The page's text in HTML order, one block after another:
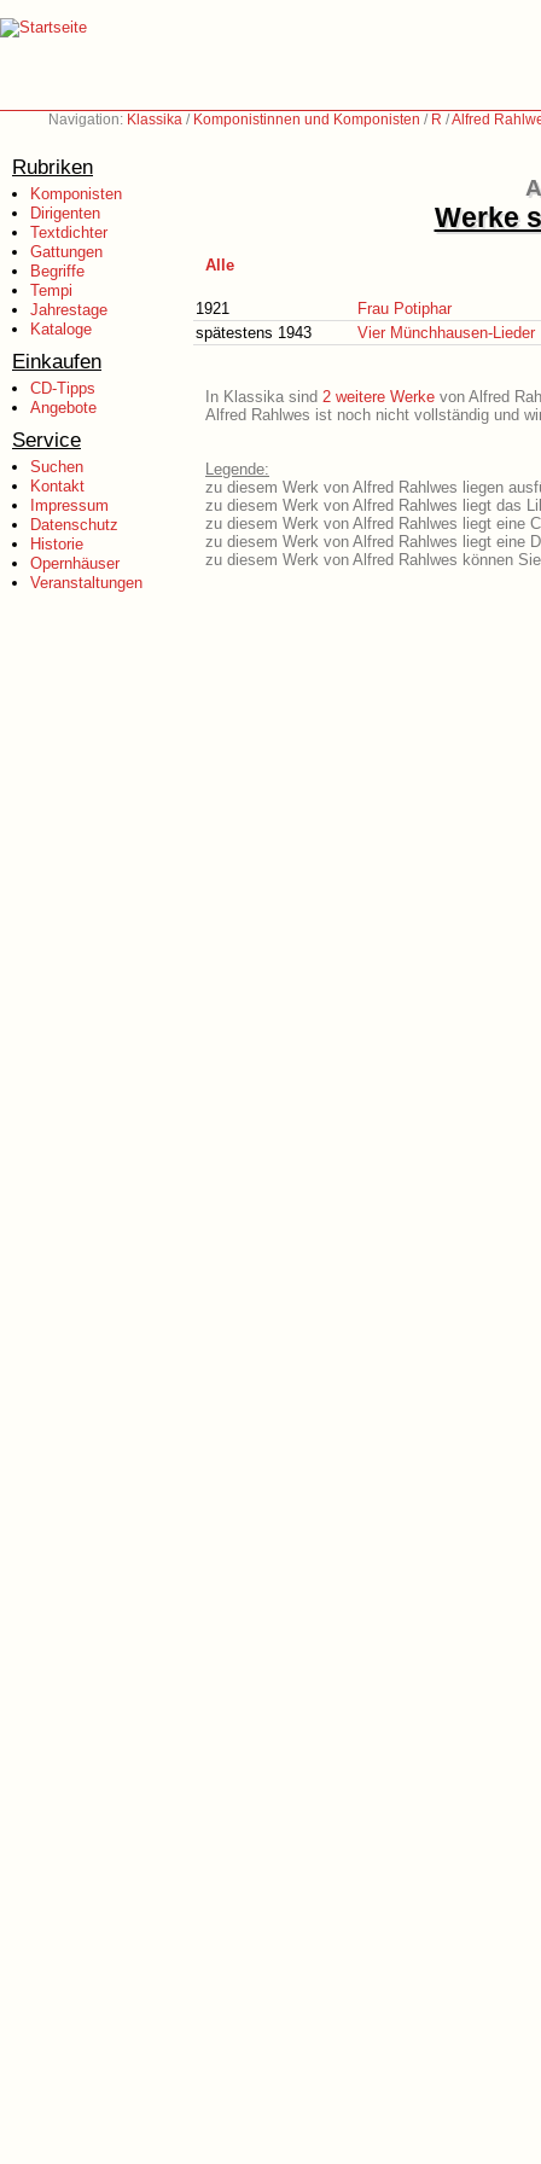
Navigation: Klassika / Komponistinnen und Komponisten / R /Alfred
Rubriken
Komponisten
Dirigenten
Textdichter
Gattungen
Begriffe
Tempi
Jahrestage
Kataloge
Einkaufen
CD-Tipps
Angebote
Service
Suchen
Kontakt
Impressum
Datenschutz
Historie
Opernhäuser
Veranstaltungen
Werke
Alle
1921
Frau Potiphar
spätestens 1943
Vier Münchhausen-Lieder
In Klassika sind 2 weitere Werke von Alfred
Alfred Rahlwes ist noch nicht vollständig und
Legende:
zu diesem Werk von Alfred Rahlwes liegen
zu diesem Werk von Alfred Rahlwes liegt das
zu diesem Werk von Alfred Rahlwes liegt eine
zu diesem Werk von Alfred Rahlwes liegt eine
zu diesem Werk von Alfred Rahlwes können